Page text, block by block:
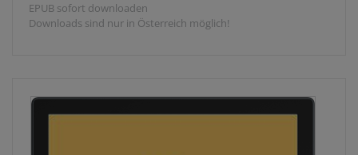
EPUB sofort downloaden
Downloads sind nur in Österreich möglich!